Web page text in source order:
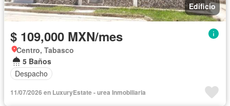
Edificio
$ 109,000 MXN/mes
Centro, Tabasco
5 Baños
Despacho
11/07/2026 en LuxuryEstate - urea Inmobiliaria